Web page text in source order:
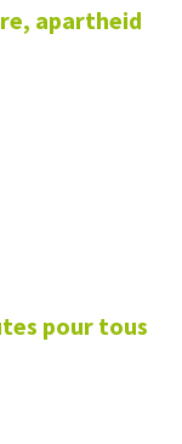
apartheid
pour tous